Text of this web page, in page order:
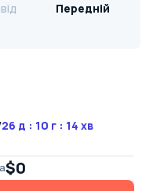
Передній
26 д : 10 г : 14 хв
$0